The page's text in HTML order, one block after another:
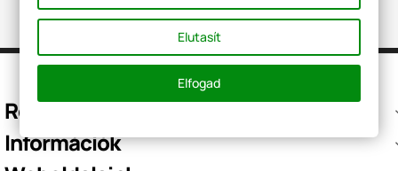
E-mail: info@gyorstoltok.hu
Rólunk
Információk
Elutasít
Elfogad